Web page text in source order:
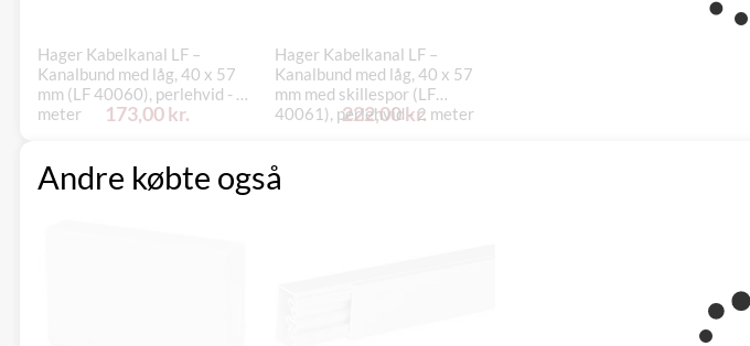
Hager Kabelkanal LF –
Kanalbund med låg, 40 x 57
mm (LF 40060), perlehvid - 2
meter
173,00 kr.
Hager Kabelkanal LF –
Kanalbund med låg, 40 x 57
mm med skillespor (LF
40061), perlehvid - 2 meter
222,00 kr.
Andre købte også